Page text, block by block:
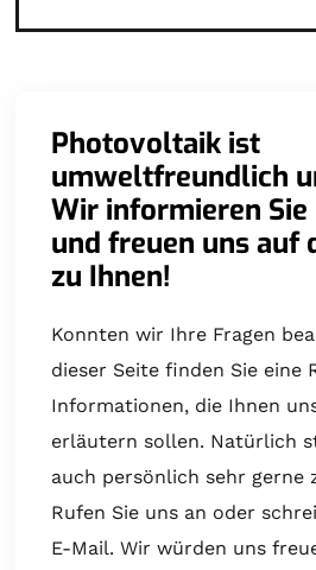
Photovoltaik ist
umweltfreundlich
Wir informieren
und freuen uns auf
zu Ihnen!
Konnten wir Ihre Fragen
dieser Seite finden Sie eine
Informationen, die Ihnen
erläutern sollen. Natürlich
auch persönlich sehr gerne
Rufen Sie uns an oder
E-Mail. Wir würden uns